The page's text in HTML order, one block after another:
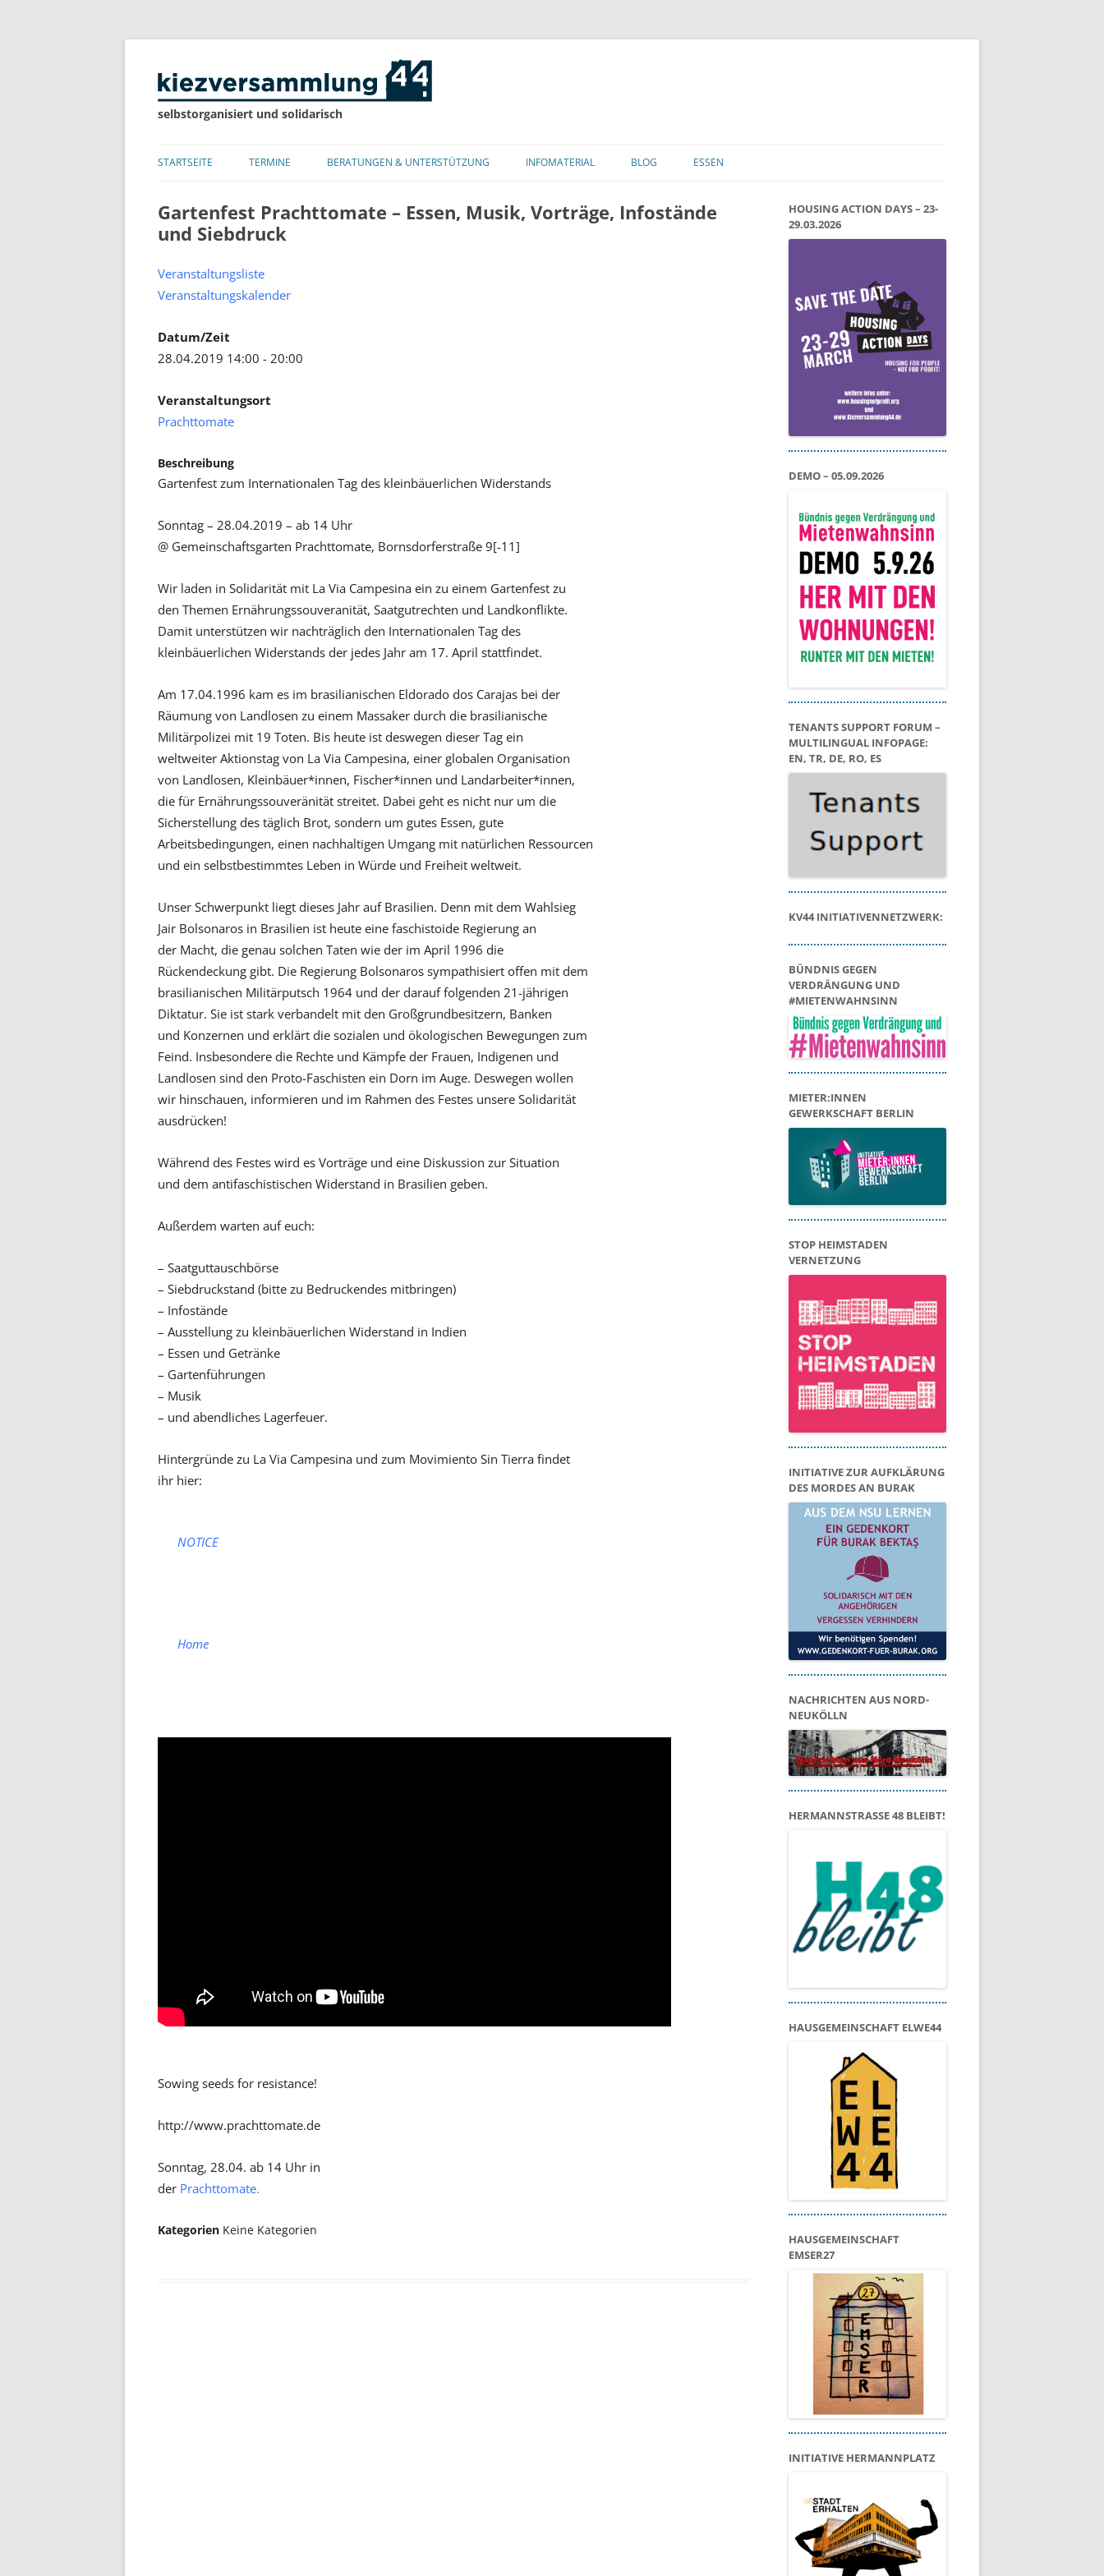
selbstorganisiert und solidarisch
Inhalt
STARTSEITE TERMINE
KALENDER
BERATUNGEN & UNTERSTÜTZUNG INFOMATERIAL BLOG ESSEN
Gartenfest Prachttomate – Essen, Musik, Vorträge, Infostände
und Siebdruck
Veranstaltungsliste
Veranstaltungskalender
Datum/Zeit
28.04.2019 14:00 - 20:00
Veranstaltungsort
Prachttomate
Beschreibung
Gartenfest zum Internationalen Tag des kleinbäuerlichen Widerstands
Sonntag – 28.04.2019 – ab 14 Uhr
@ Gemeinschaftsgarten Prachttomate, Bornsdorferstraße 9[-11]
Wir laden in Solidarität mit La Via Campesina ein zu einem Gartenfest zu
den Themen Ernährungssouveranität, Saatgutrechten und Landkonflikte.
Damit unterstützen wir nachträglich den Internationalen Tag des
kleinbäuerlichen Widerstands der jedes Jahr am 17. April stattfindet.
Am 17.04.1996 kam es im brasilianischen Eldorado dos Carajas bei der
Räumung von Landlosen zu einem Massaker durch die brasilianische
Militärpolizei mit 19 Toten. Bis heute ist deswegen dieser Tag ein
weltweiter Aktionstag von La Via Campesina, einer globalen Organisation
von Landlosen, Kleinbäuer*innen, Fischer*innen und Landarbeiter*innen,
die für Ernährungssouveränität streitet. Dabei geht es nicht nur um die
Sicherstellung des täglich Brot, sondern um gutes Essen, gute
Arbeitsbedingungen, einen nachhaltigen Umgang mit natürlichen Ressourcen
und ein selbstbestimmtes Leben in Würde und Freiheit weltweit.
Unser Schwerpunkt liegt dieses Jahr auf Brasilien. Denn mit dem Wahlsieg
Jair Bolsonaros in Brasilien ist heute eine faschistoide Regierung an
der Macht, die genau solchen Taten wie der im April 1996 die
Rückendeckung gibt. Die Regierung Bolsonaros sympathisiert offen mit dem
brasilianischen Militärputsch 1964 und der darauf folgenden 21-jährigen
Diktatur. Sie ist stark verbandelt mit den Großgrundbesitzern, Banken
und Konzernen und erklärt die sozialen und ökologischen Bewegungen zum
Feind. Insbesondere die Rechte und Kämpfe der Frauen, Indigenen und
Landlosen sind den Proto-Faschisten ein Dorn im Auge. Deswegen wollen
wir hinschauen, informieren und im Rahmen des Festes unsere Solidarität
ausdrücken!
Während des Festes wird es Vorträge und eine Diskussion zur Situation
und dem antifaschistischen Widerstand in Brasilien geben.
Außerdem warten auf euch:
– Saatguttauschbörse
– Siebdruckstand (bitte zu Bedruckendes mitbringen)
– Infostände
– Ausstellung zu kleinbäuerlichen Widerstand in Indien
– Essen und Getränke
– Gartenführungen
– Musik
– und abendliches Lagerfeuer.
Hintergründe zu La Via Campesina und zum Movimiento Sin Tierra findet
ihr hier:
NOTICE
Home
Sowing seeds for resistance!
http://www.prachttomate.de
Sonntag, 28.04. ab 14 Uhr in
der Prachttomate.
Kategorien Keine Kategorien
HOUSING ACTION DAYS – 23-
29.03.2026
DEMO – 05.09.2026
TENANTS SUPPORT FORUM –
MULTILINGUAL INFOPAGE:
EN, TR, DE, RO, ES
KV44 INITIATIVENNETZWERK:
BÜNDNIS GEGEN
VERDRÄNGUNG UND
#MIETENWAHNSINN
MIETER:INNEN
GEWERKSCHAFT BERLIN
STOP HEIMSTADEN
VERNETZUNG
INITIATIVE ZUR AUFKLÄRUNG
DES MORDES AN BURAK
NACHRICHTEN AUS NORD-
NEUKÖLLN
HERMANNSTRASSE 48 BLEIBT!
HAUSGEMEINSCHAFT ELWE44
HAUSGEMEINSCHAFT
EMSER27
INITIATIVE HERMANNPLATZ